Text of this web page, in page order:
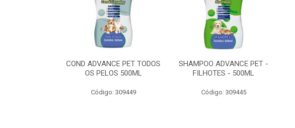
COND ADVANCE PET TODOS
OS PELOS 500ML
Código: 309449
SHAMPOO ADVANCE PET -
FILHOTES - 500ML
Código: 309445